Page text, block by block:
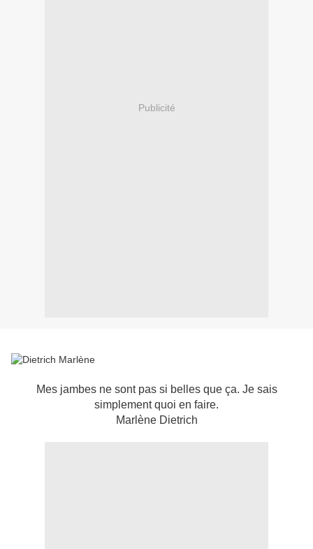
Publicité
Mes jambes ne sont pas si belles que ça. Je sais
simplement quoi en faire.
Marlène Dietrich